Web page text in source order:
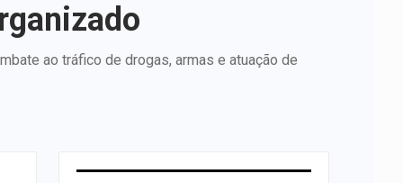
ao tráfico de drogas, armas e atuação de